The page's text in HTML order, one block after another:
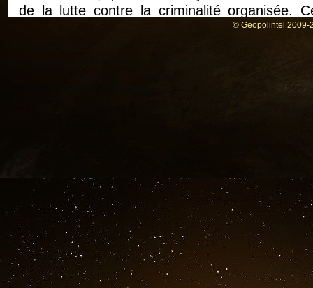
de la lutte contre la criminalité organisée.
l’ensemble des acteurs concernés afin de
d’association de malfaiteurs en matière
réclusion.
Gazette du Palais
© Geopolintel 2009-